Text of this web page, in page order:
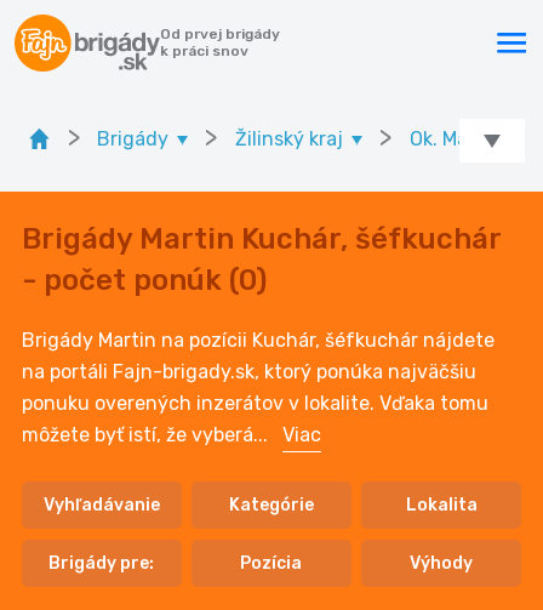
Od prvej brigády
k práci snov
> Brigády > Žilinský kraj > Ok. Martin
Brigády Martin Kuchár, šéfkuchár
- počet ponúk (0)
Brigády Martin na pozícii Kuchár, šéfkuchár nájdete
na portáli Fajn-brigady.sk, ktorý ponúka najväčšiu
ponuku overených inzerátov v lokalite. Vďaka tomu
môžete byť istí, že vyberá... Viac
Vyhľadávanie Kategórie Lokalita
Brigády pre: Pozícia Výhody